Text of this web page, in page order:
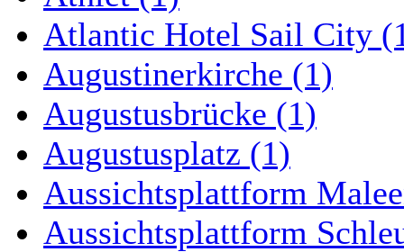
Atlantic Hotel Sail City
Augustinerkirche (1)
Augustusbrücke (1)
Augustusplatz (1)
Aussichtsplattform
Aussichtsplattform